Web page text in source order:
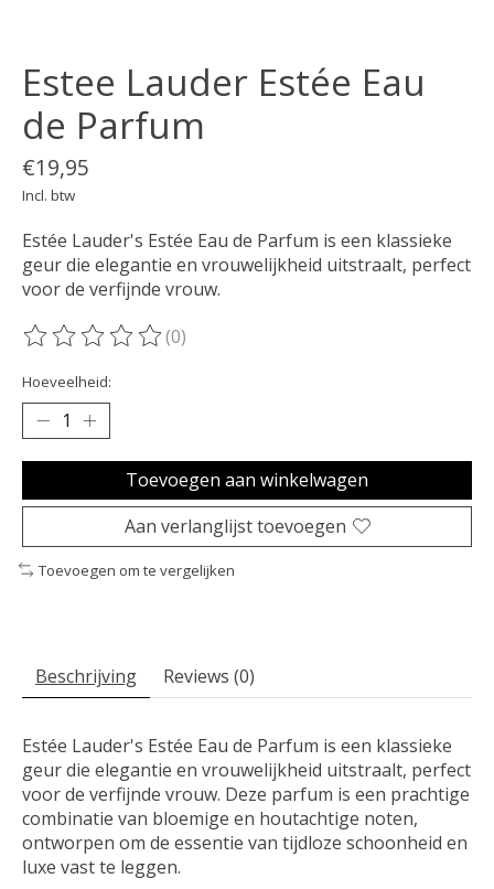
Estee Lauder Estée Eau
de Parfum
€19,95
Incl. btw
Estée Lauder's Estée Eau de Parfum is een klassieke
geur die elegantie en vrouwelijkheid uitstraalt, perfect
voor de verfijnde vrouw.
De beoordeling van dit product is
(0)
Hoeveelheid:
Toevoegen aan winkelwagen
Aan verlanglijst toevoegen
Toevoegen om te vergelijken
Beschrijving Reviews (0)
Estée Lauder's Estée Eau de Parfum is een klassieke
geur die elegantie en vrouwelijkheid uitstraalt, perfect
voor de verfijnde vrouw. Deze parfum is een prachtige
combinatie van bloemige en houtachtige noten,
ontworpen om de essentie van tijdloze schoonheid en
luxe vast te leggen.